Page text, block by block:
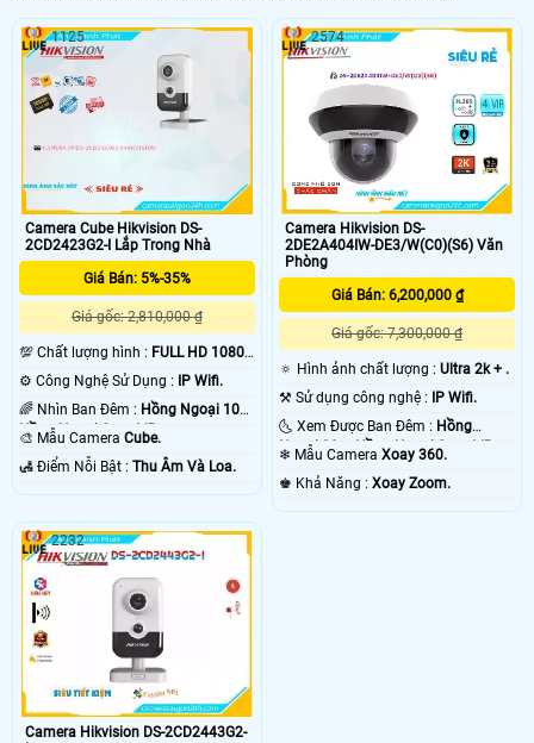
Camera Cube Hikvision DS-
2CD2423G2-I Lắp Trong Nhà
Giá Bán: 5%-35%
Giá gốc: 2,810,000 ₫
💯 Chất lượng hình : FULL HD 1080P
.
⚙ Công Nghệ Sử Dụng :
IP Wifi.
🌈 Nhìn Ban Đêm : Hồng Ngoại 10m
Hồng Ngoại Smart IR.
🎨 Mẫu Camera Cube.
️🛃 Điểm Nỗi Bật : Thu Âm Và Loa.
1125
Camera Hikvision DS-
2DE2A404IW-DE3/W(C0)(S6) Văn
Phòng
Giá Bán: 6,200,000 ₫
Giá gốc: 7,300,000 ₫
🔅 Hình ảnh chất lượng :Ultra 2k + .
⚒ Sử dụng công nghệ :
IP Wifi.
🌜 Xem Được Ban Đêm : Hồng
Ngoại 20m Hồng Ngoại Smart IR.
❄ Mẫu CameraXoay 360.
️♚ Khả Năng :Xoay Zoom.
2574
Camera Hikvision DS-2CD2443G2-
2232